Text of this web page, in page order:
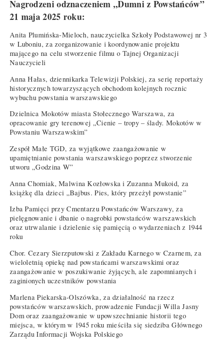
Nagrodzeni odznaczeniem „Dumni z Powstańców”
21 maja 2025 roku:
Anita Plumińska-Mieloch, nauczycielka Szkoły Podstawowej nr 3
w Luboniu, za zorganizowanie i koordynowanie projektu
mającego na celu stworzenie filmu o Tajnej Organizacji
Nauczycieli
Anna Hałas, dziennikarka Telewizji Polskiej, za serię reportaży
historycznych towarzyszących obchodom kolejnych rocznic
wybuchu powstania warszawskiego
Dzielnica Mokotów miasta Stołecznego Warszawa, za
opracowanie gry terenowej „Cienie – tropy – ślady. Mokotów w
Powstaniu Warszawskim”
Zespół Małe TGD, za wyjątkowe zaangażowanie w
upamiętnianie powstania warszawskiego poprzez stworzenie
utworu „Godzina W”
Anna Chomiak, Malwina Kozłowska i Zuzanna Mukoid, za
książkę dla dzieci „Bajbus. Pies, który przeżył powstanie”
Izba Pamięci przy Cmentarzu Powstańców Warszawy, za
pielęgnowanie i dbanie o nagrobki powstańców warszawskich
oraz utrwalanie i dzielenie się pamięcią o wydarzeniach z 1944
roku
Chor. Cezary Sierzputowski z Zakładu Karnego w Czarnem, za
wieloletnią opiekę nad powstańcami warszawskimi oraz
zaangażowanie w poszukiwanie żyjących, ale zapomnianych i
zaginionych uczestników powstania
Marlena Piekarska-Olszówka, za działalność na rzecz
powstańców warszawskich, prowadzenie Fundacji Willa Jasny
Dom oraz zaangażowanie w upowszechnianie historii tego
miejsca, w którym w 1945 roku mieściła się siedziba Głównego
Zarządu Informacji Wojska Polskiego